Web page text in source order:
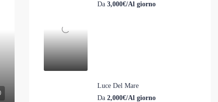
Da 3,000€/Al giorno
Luce Del Mare
Da 2,000€/Al giorno